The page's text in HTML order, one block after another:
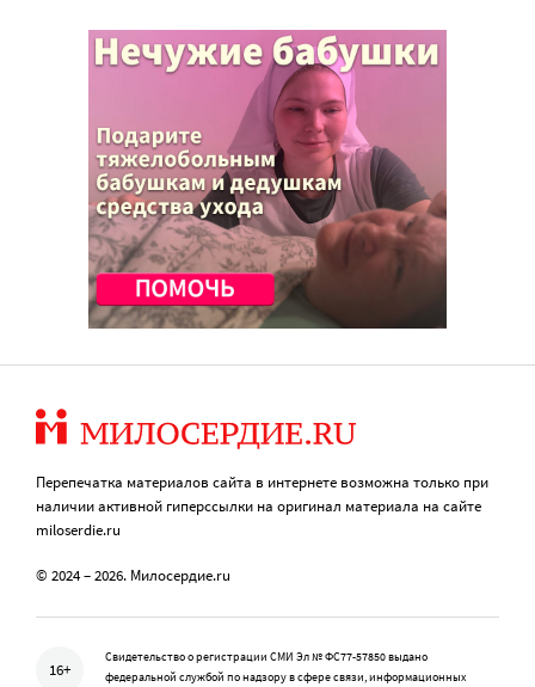
Перепечатка материалов сайта в интернете возможна только при
наличии активной гиперссылки на оригинал материала на сайте
miloserdie.ru
© 2024 – 2026. Милосердие.ru
16+
Свидетельство о регистрации СМИ Эл № ФС77-57850 выдано
федеральной службой по надзору в сфере связи, информационных